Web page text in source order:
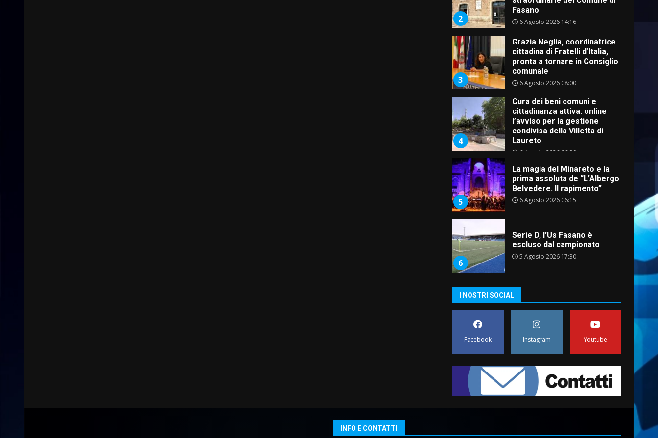
2
Fasano
6 Agosto 2026 14:16
3
Grazia Neglia, coordinatrice
cittadina di Fratelli d’Italia,
pronta a tornare in Consiglio
comunale
6 Agosto 2026 08:00
4
Cura dei beni comuni e
cittadinanza attiva: online
l’avviso per la gestione
condivisa della Villetta di
Laureto
6 Agosto 2026 06:20
5
La magia del Minareto e la
prima assoluta de “L’Albergo
Belvedere. Il rapimento”
6 Agosto 2026 06:15
6
Serie D, l’Us Fasano è
escluso dal campionato
5 Agosto 2026 17:30
Truffatori in azione nelle
arma da fuoco
6 Agosto 2026 18:13
I NOSTRI SOCIAL
Facebook Instagram Youtube
INFO E CONTATTI